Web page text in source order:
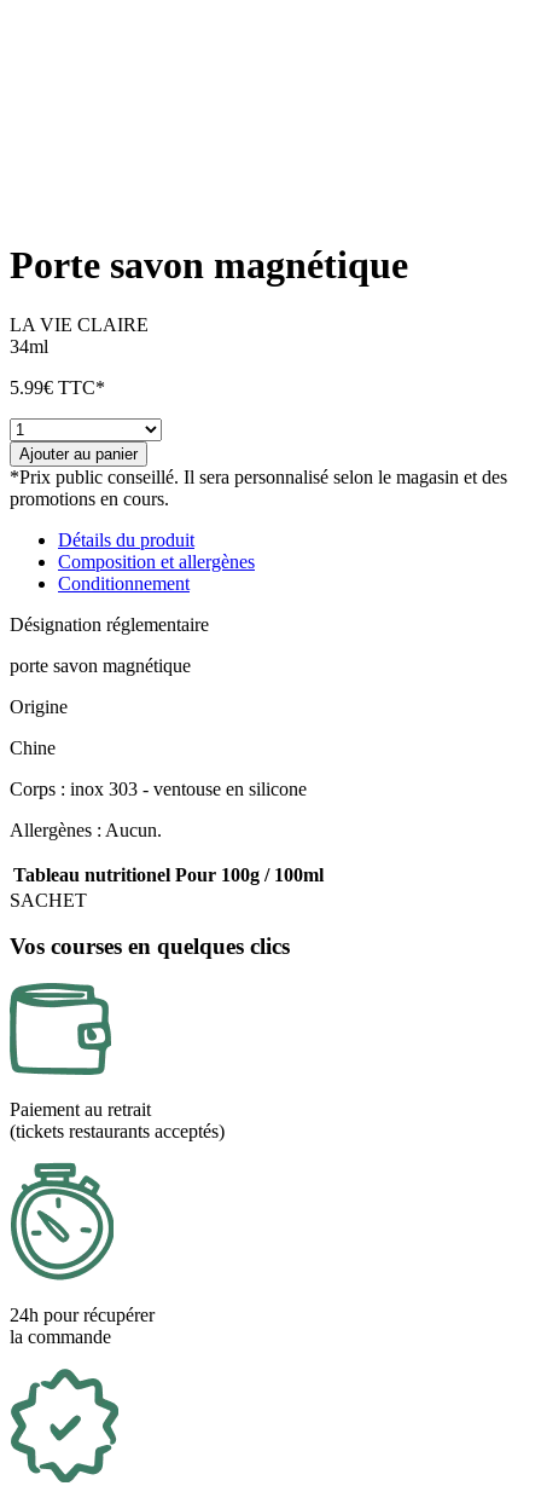
Porte savon magnétique
LA VIE CLAIRE
34ml
5.99€ TTC*
quantité
de
Porte
savon
magnétique
Ajouter au panier
*Prix public conseillé. Il sera personnalisé selon le magasin et des
promotions en cours.
Détails du produit
Composition et allergènes
Conditionnement
Désignation réglementaire
porte savon magnétique
Origine
Chine
Corps : inox 303 - ventouse en silicone
Allergènes : Aucun.
Tableau nutritionel Pour 100g / 100ml
SACHET
Vos courses en quelques clics
Paiement au retrait
(tickets restaurants acceptés)
24h pour récupérer
la commande